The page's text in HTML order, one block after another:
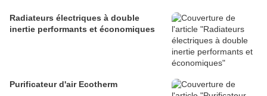
Radiateurs électriques à double
inertie performants et économiques
Purificateur d'air Ecotherm